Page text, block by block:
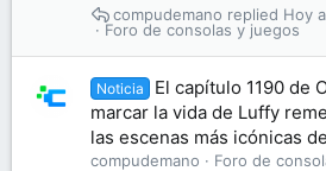
Foro de consolas y juegos
Hoy
compudemano
Noticia
El capítulo 1190 de
marcar la vida de Luffy
las escenas más icónicas
compudemano
Foro de